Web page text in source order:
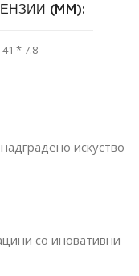
(MM)
* 7.8
искуство
со иновативни